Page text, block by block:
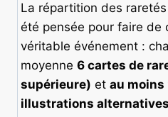
La répartition des
été pensée pour faire de
véritable événement :
moyenne 6 cartes de
supérieure) et au moins
illustrations